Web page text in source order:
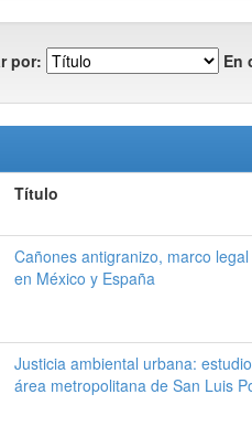
por: En
Título
Cañones antigranizo, marco
en México y España
Justicia ambiental urbana:
área metropolitana de San Luis